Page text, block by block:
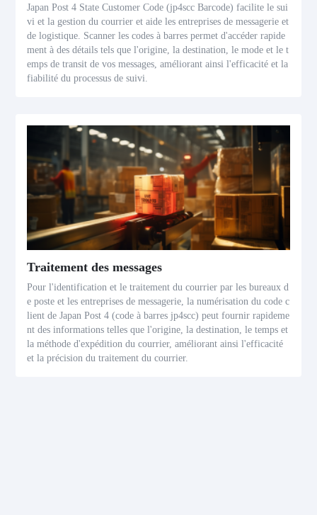
Japan Post 4 State Customer Code (jp4scc Barcode) facilite le sui
vi et la gestion du courrier et aide les entreprises de messagerie et
de logistique. Scanner les codes à barres permet d'accéder rapide
ment à des détails tels que l'origine, la destination, le mode et le t
emps de transit de vos messages, améliorant ainsi l'efficacité et la
fiabilité du processus de suivi.
Traitement des messages
Pour l'identification et le traitement du courrier par les bureaux d
e poste et les entreprises de messagerie, la numérisation du code c
lient de Japan Post 4 (code à barres jp4scc) peut fournir rapideme
nt des informations telles que l'origine, la destination, le temps et
la méthode d'expédition du courrier, améliorant ainsi l'efficacité
et la précision du traitement du courrier.